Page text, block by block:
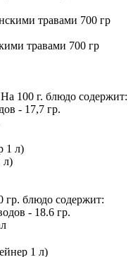
травами 700 гр
100 г. блюдо содержит:
- 17,7 гр.
л)
гр. блюдо содержит:
- 18.6 гр.